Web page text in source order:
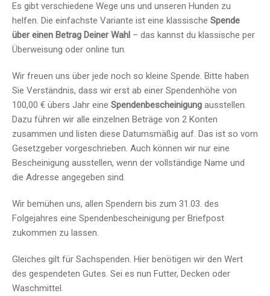
Es gibt verschiedene Wege uns und unseren Hunden zu
helfen. Die einfachste Variante ist eine klassische Spende
über einen Betrag Deiner Wahl – das kannst du klassische per
Überweisung oder online tun.
Wir freuen uns über jede noch so kleine Spende. Bitte haben
Sie Verständnis, dass wir erst ab einer Spendenhöhe von
100,00 € übers Jahr eine Spendenbescheinigung ausstellen.
Dazu führen wir alle einzelnen Beträge von 2 Konten
zusammen und listen diese Datumsmäßig auf. Das ist so vom
Gesetzgeber vorgeschrieben. Auch können wir nur eine
Bescheinigung ausstellen, wenn der vollständige Name und
die Adresse angegeben sind.
Wir bemühen uns, allen Spendern bis zum 31.03. des
Folgejahres eine Spendenbescheinigung per Briefpost
zukommen zu lassen.
Gleiches gilt für Sachspenden. Hier benötigen wir den Wert
des gespendeten Gutes. Sei es nun Futter, Decken oder
Waschmittel.